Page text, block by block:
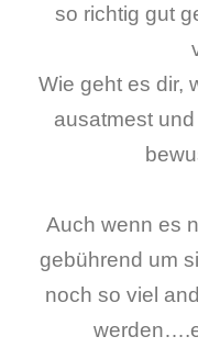
so richtig gut
Wie geht es dir,
ausatmest
Auch wenn es
gebührend um
noch so viel